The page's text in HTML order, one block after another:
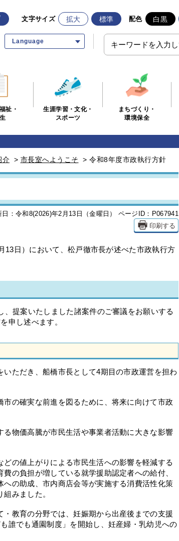
文字サイズ 拡大 標準 配色 白黒
Language
祉・
生涯学習・文化・
スポーツ
まちづくり・
環境保全
介 > 市長室へようこそ > 令和8年度市政執行方針
日：令和8(2026)年2月13日（金曜日） ページID：P067941
印刷する
日）において、松戸徹市長が述べた市政執行方
提案いたしました諸案件のご審議をお願いする
申し述べます。
ただき、船橋市長として4期目の市政運営を担わ
の確実な前進を図るために、将来に向けて市政
物価高騰が市民生活や事業者活動に大きな影響
の値上がりによる市民生活への影響を軽減する
の負担が増している就学援助認定者への給付、
の助成、市内商店会等が実施する消費活性化策
みました。
教育の分野では、妊娠期から出産後までの支援
誰でも通園制度」を開始し、妊産婦・乳幼児への